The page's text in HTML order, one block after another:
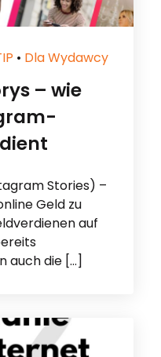
• Dla Wydawcy
– wie
Stories) –
Geld zu
auf
auch die […]